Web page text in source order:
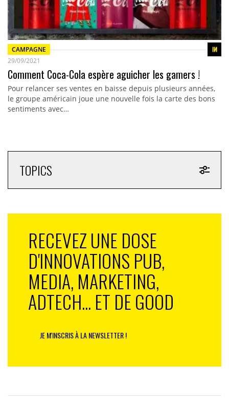
CAMPAGNE
29/09/2021
Comment Coca-Cola espère aguicher les gamers !
Pour relancer ses ventes en baisse depuis plusieurs années,
le groupe américain joue une nouvelle fois la carte des bons
sentiments avec…
TOPICS
RECEVEZ UNE DOSE
D'INNOVATIONS PUB,
MEDIA, MARKETING,
ADTECH... ET DE GOOD
JE M'INSCRIS À LA NEWSLETTER !